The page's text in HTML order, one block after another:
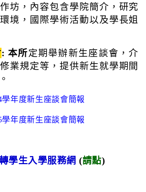
坊，內容包含學院簡介，研究
境，國際學術活動以及學長姐
: 本所定期舉辦新生座談會，介
業規定等，提供新生就學期間
學年度新生座談會簡報
學年度新生座談會簡報
學生入學服務網 (請點)